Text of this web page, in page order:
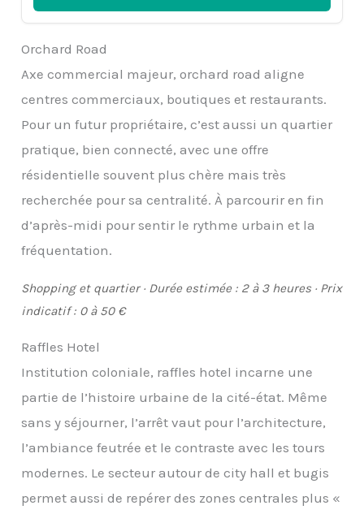
Orchard Road
Axe commercial majeur, orchard road aligne
centres commerciaux, boutiques et restaurants.
Pour un futur propriétaire, c’est aussi un quartier
pratique, bien connecté, avec une offre
résidentielle souvent plus chère mais très
recherchée pour sa centralité. À parcourir en fin
d’après-midi pour sentir le rythme urbain et la
fréquentation.
Shopping et quartier · Durée estimée : 2 à 3 heures · Prix
indicatif : 0 à 50 €
Raffles Hotel
Institution coloniale, raffles hotel incarne une
partie de l’histoire urbaine de la cité-état. Même
sans y séjourner, l’arrêt vaut pour l’architecture,
l’ambiance feutrée et le contraste avec les tours
modernes. Le secteur autour de city hall et bugis
permet aussi de repérer des zones centrales plus «